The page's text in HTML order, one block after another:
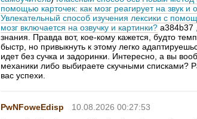
помощью карточек: как мозг реагирует на звук и
Увлекательный способ изучения лексики с
мозг включается на озвучку и картинки? a384b37
знания. Правда вот, кое-кому кажется, будто
быстр, но привыкнуть к этому легко
идет без сучка и задоринки. Интересно, а вы
механики либо выбираете скучными списками?
вас успехи.
PwNFoweEdisp
10.08.2026 00:27:53